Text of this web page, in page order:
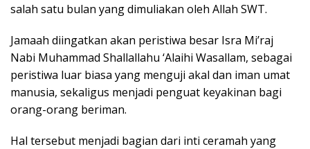
salah satu bulan yang dimuliakan oleh Allah SWT.
Jamaah diingatkan akan peristiwa besar Isra Mi’raj
Nabi Muhammad Shallallahu ‘Alaihi Wasallam, sebagai
peristiwa luar biasa yang menguji akal dan iman umat
manusia, sekaligus menjadi penguat keyakinan bagi
orang-orang beriman.
Hal tersebut menjadi bagian dari inti ceramah yang